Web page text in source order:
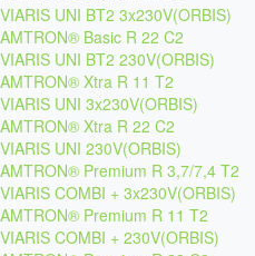
VIARIS UNI BT2 3x230V(ORBIS)
AMTRON® Basic R 22 C2
VIARIS UNI BT2 230V(ORBIS)
AMTRON® Xtra R 11 T2
VIARIS UNI 3x230V(ORBIS)
AMTRON® Xtra R 22 C2
VIARIS UNI 230V(ORBIS)
AMTRON® Premium R 3,7/7,4 T2
VIARIS COMBI + 3x230V(ORBIS)
AMTRON® Premium R 11 T2
VIARIS COMBI + 230V(ORBIS)